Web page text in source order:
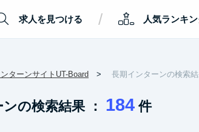
求人を見つける / 人気ランキ
ターンサイトUT-Board 長期インターンの検索
の検索結果 ： 184 件